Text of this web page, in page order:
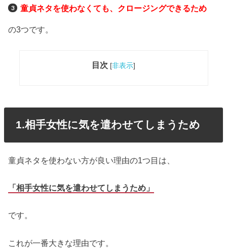
童貞ネタを使わなくても、クロージングできるため
の3つです。
目次 [非表示]
1.相手女性に気を遣わせてしまうため
童貞ネタを使わない方が良い理由の1つ目は、
「相手女性に気を遣わせてしまうため」
です。
これが一番大きな理由です。